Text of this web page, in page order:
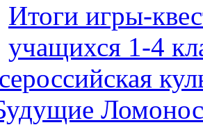
Итоги игры-
учащихся 1-4